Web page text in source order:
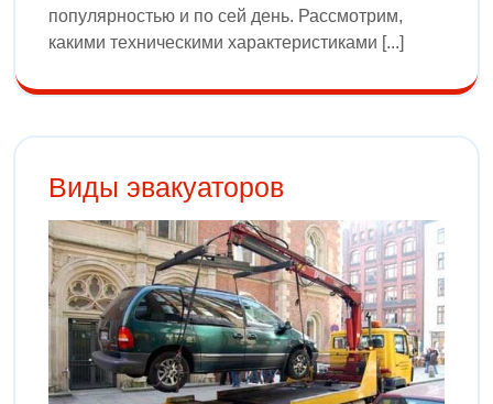
популярностью и по сей день. Рассмотрим,
какими техническими характеристиками [...]
Виды эвакуаторов